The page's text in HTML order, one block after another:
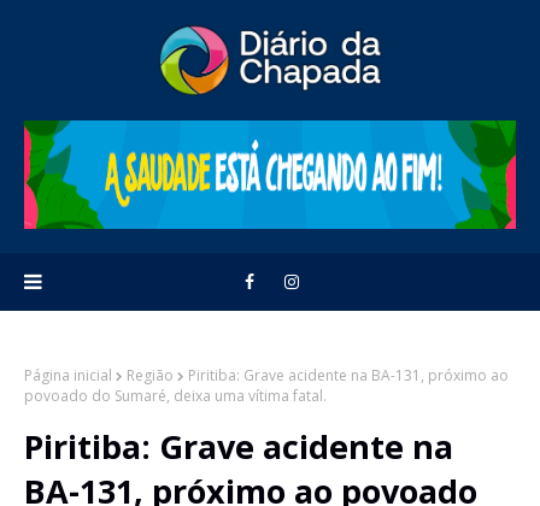
Página inicial Região
Piritiba: Grave acidente na BA-131, próximo ao
povoado do Sumaré, deixa uma vítima fatal.
Piritiba: Grave acidente na
BA-131, próximo ao povoado